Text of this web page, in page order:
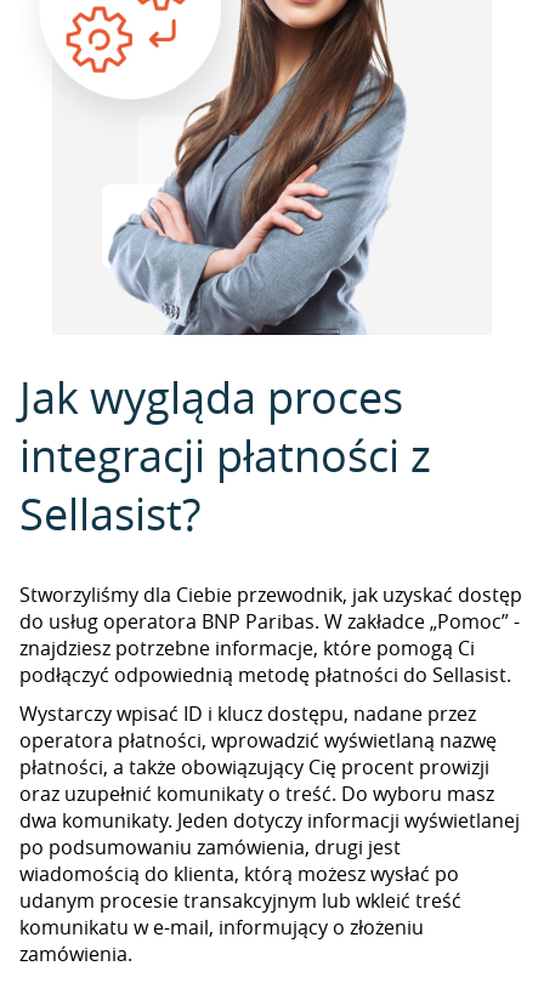
Jak wygląda proces
integracji płatności z
Sellasist?
Stworzyliśmy dla Ciebie przewodnik, jak uzyskać dostęp
do usług operatora BNP Paribas. W zakładce „Pomoc” -
znajdziesz potrzebne informacje, które pomogą Ci
podłączyć odpowiednią metodę płatności do Sellasist.
Wystarczy wpisać ID i klucz dostępu, nadane przez
operatora płatności, wprowadzić wyświetlaną nazwę
płatności, a także obowiązujący Cię procent prowizji
oraz uzupełnić komunikaty o treść. Do wyboru masz
dwa komunikaty. Jeden dotyczy informacji wyświetlanej
po podsumowaniu zamówienia, drugi jest
wiadomością do klienta, którą możesz wysłać po
udanym procesie transakcyjnym lub wkleić treść
komunikatu w e-mail, informujący o złożeniu
zamówienia.